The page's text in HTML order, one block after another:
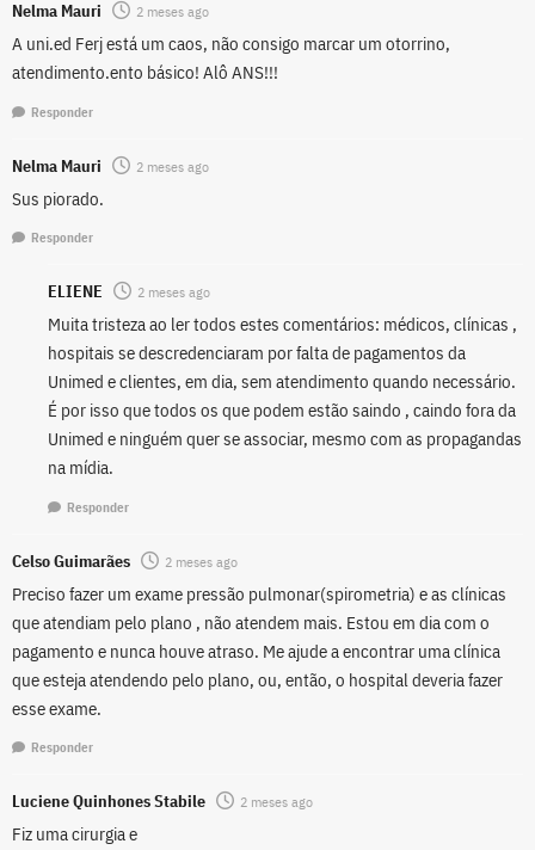
Nelma Mauri 2 meses ago
A uni.ed Ferj está um caos, não consigo marcar um otorrino,
atendimento.ento básico! Alô ANS!!!
Responder
Nelma Mauri 2 meses ago
Sus piorado.
Responder
ELIENE 2 meses ago
Muita tristeza ao ler todos estes comentários: médicos, clínicas ,
hospitais se descredenciaram por falta de pagamentos da
Unimed e clientes, em dia, sem atendimento quando necessário.
É por isso que todos os que podem estão saindo , caindo fora da
Unimed e ninguém quer se associar, mesmo com as propagandas
na mídia.
Responder
Celso Guimarães 2 meses ago
Preciso fazer um exame pressão pulmonar(spirometria) e as clínicas
que atendiam pelo plano , não atendem mais. Estou em dia com o
pagamento e nunca houve atraso. Me ajude a encontrar uma clínica
que esteja atendendo pelo plano, ou, então, o hospital deveria fazer
esse exame.
Responder
Luciene Quinhones Stabile 2 meses ago
Fiz uma cirurgia e